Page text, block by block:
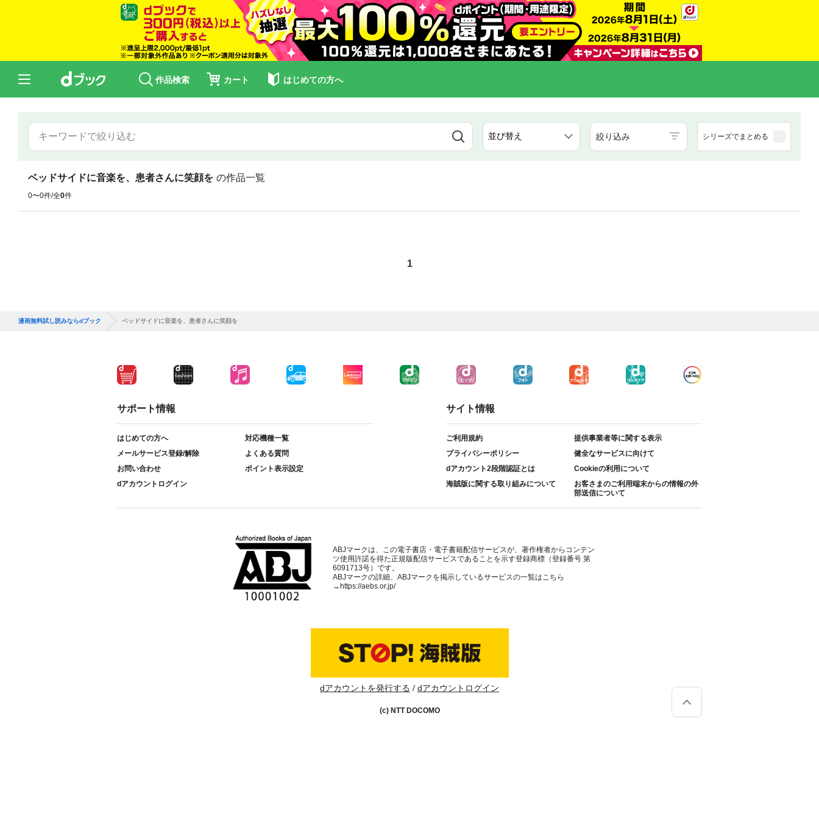
作品検索 カート はじめての方へ
絞り込み シリーズでまとめる
ベッドサイドに音楽を、患者さんに笑顔を の作品一覧
0〜0件/全0件
1
漫画無料試し読みならdブック ベッドサイドに音楽を、患者さんに笑顔を
サポート情報
はじめての方へ
対応機種一覧
メールサービス登録/解除
よくある質問
お問い合わせ
ポイント表示設定
dアカウントログイン
サイト情報
ご利用規約
提供事業者等に関する表示
プライバシーポリシー
健全なサービスに向けて
dアカウント2段階認証とは
Cookieの利用について
海賊版に関する取り組みについて
お客さまのご利用端末からの情報の外
部送信について
ABJマークは、この電子書店・電子書籍配信サービスが、著作権者からコンテン
ツ使用許諾を得た正規版配信サービスであることを示す登録商標（登録番号 第
6091713号）です。
ABJマークの詳細、ABJマークを掲示しているサービスの一覧はこちら
→ https://aebs.or.jp/
dアカウントを発行する dアカウントログイン
(c) NTT DOCOMO